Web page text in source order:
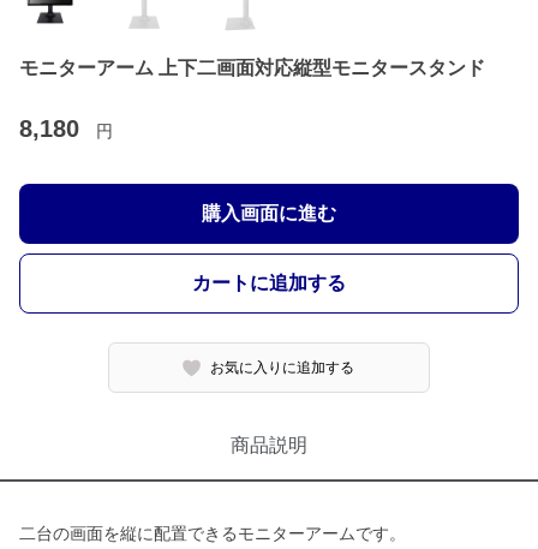
モニターアーム 上下二画面対応縦型モニタースタンド
8,180 円
購入画面に進む
カートに追加する
お気に入りに追加する
商品説明
二台の画面を縦に配置できるモニターアームです。